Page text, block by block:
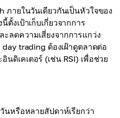
ภายในวันเดียวกันเป็นหัวใจของ
งเป้าเก็บเกี่ยวจากการ
ะลดความเสี่ยงจากการแกว่ง
trading ต้องเฝ้าดูตลาดต่อ
นดิเคเตอร์ (เช่น RSI) เพื่อช่วย
นหรือหลายสัปดาห์เรียกว่า